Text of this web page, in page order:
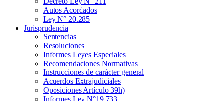
Autos Acordados
Ley N° 20.285
Jurisprudencia
Sentencias
Resoluciones
Informes Leyes Especiales
Recomendaciones Normativas
Instrucciones de carácter general
Acuerdos Extrajudiciales
Oposiciones Artículo 39h)
Informes Ley N°19.733